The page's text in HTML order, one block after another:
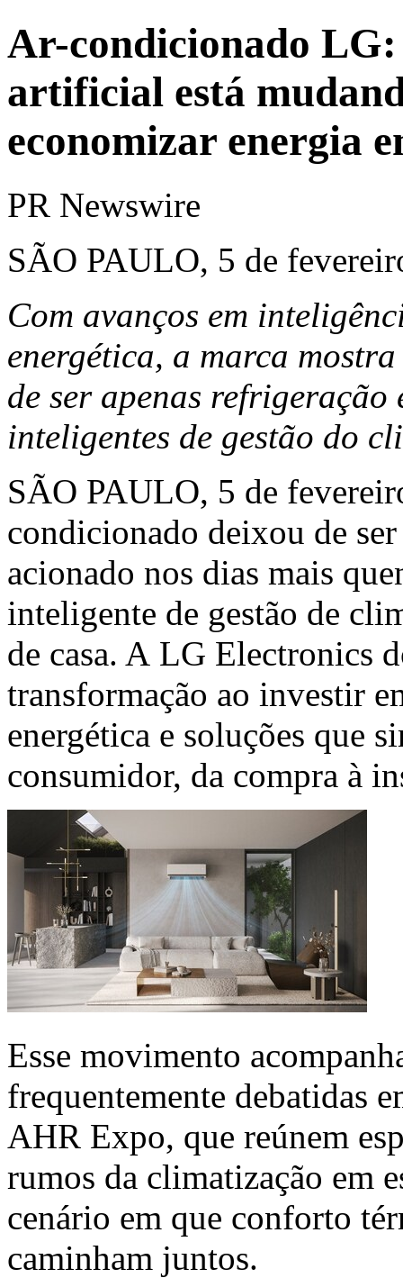
Ar-condicionado
artificial está
economizar energia
PR Newswire
SÃO PAULO, 5 de
Com avanços em
energética, a marca
de ser apenas refrigeração
inteligentes de gestão do
SÃO PAULO, 5 de
condicionado deixou de
acionado nos dias mais
inteligente de gestão de
de casa. A LG Electronics
transformação ao investir
energética e soluções que
consumidor, da compra à
Esse movimento
frequentemente debatidas
AHR Expo, que reúnem
rumos da climatização em
cenário em que conforto
caminham juntos.